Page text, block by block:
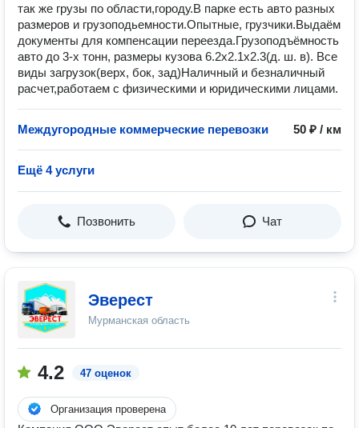
так же грузы по области,городу.В парке есть авто разных
размеров и грузоподьемности.Опытные, грузчики.Выдаём
документы для компенсации переезда.Грузоподъёмность
авто до 3-х тонн, размеры кузова 6.2х2.1х2.3(д. ш. в). Все
виды загрузок(верх, бок, зад)Наличный и безналичный
расчет,работаем с физическими и юридическими лицами.
Междугородные коммерческие перевозки 50 ₽ / км
Ещё 4 услуги
Позвонить Чат
Эверест
Мурманская область
4.2 47 оценок
Организация проверена